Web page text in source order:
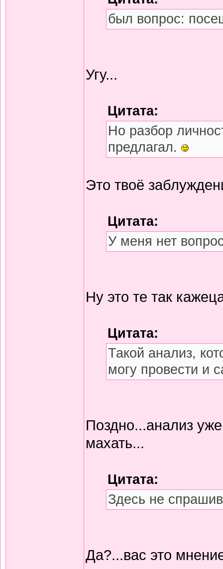
был вопрос:
Угу...
Цитата:
Но разбор
предлагал.
Это твоё
Цитата:
У меня нет
Ну это те так
Цитата:
Такой анализ,
могу провести и
Поздно...анализ
махать...
Цитата:
Здесь не
Да?...вас это